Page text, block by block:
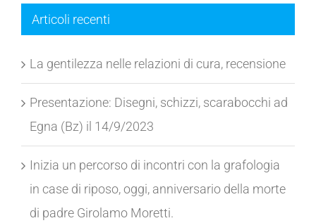
Articoli recenti
La gentilezza nelle relazioni di cura, recensione
Presentazione: Disegni, schizzi, scarabocchi ad
Egna (Bz) il 14/9/2023
Inizia un percorso di incontri con la grafologia
in case di riposo, oggi, anniversario della morte